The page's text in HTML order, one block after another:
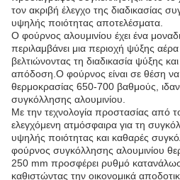
τον ακριβή έλεγχο της διαδικασίας
υψηλής ποιότητας αποτελέσματα.
Ο φούρνος αλουμινίου έχει ένα
περιλαμβάνει μια περιοχή ψύξης
βελτιώνοντας τη διαδικασία ψύξης
απόδοση.Ο φούρνος είναι σε θέση να
θερμοκρασίας 650-700 βαθμούς,
συγκόλλησης αλουμινίου.
Με την τεχνολογία προστασίας από
ελεγχόμενη ατμόσφαιρα για τη
υψηλής ποιότητας και καθαρές
φούρνος συγκόλλησης αλουμινίου
250 mm προσφέρει ρυθμό
καθιστώντας την οικονομικά